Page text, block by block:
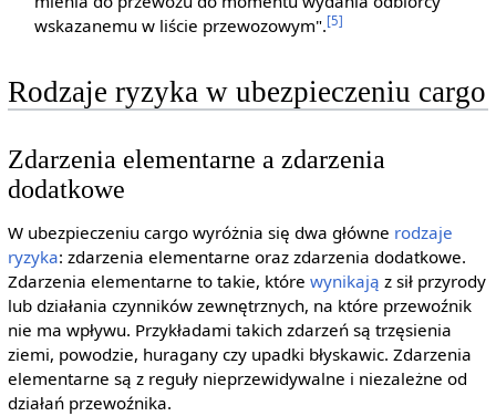
wskazanemu w liście przewozowym".[5]
Rodzaje ryzyka w ubezpieczeniu cargo
Zdarzenia elementarne a zdarzenia
dodatkowe
W ubezpieczeniu cargo wyróżnia się dwa główne rodzaje
ryzyka: zdarzenia elementarne oraz zdarzenia dodatkowe.
Zdarzenia elementarne to takie, które wynikają z sił przyrody
lub działania czynników zewnętrznych, na które przewoźnik
nie ma wpływu. Przykładami takich zdarzeń są trzęsienia
ziemi, powodzie, huragany czy upadki błyskawic. Zdarzenia
elementarne są z reguły nieprzewidywalne i niezależne od
działań przewoźnika.